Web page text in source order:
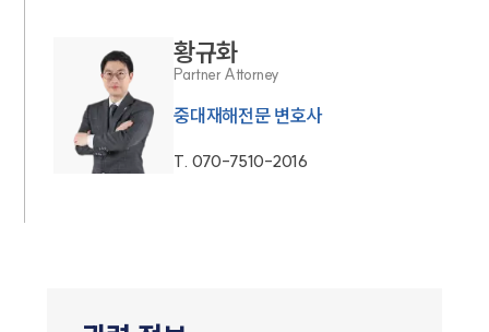
황규화
Partner Attorney
중대재해전문 변호사
T. 070-7510-2016